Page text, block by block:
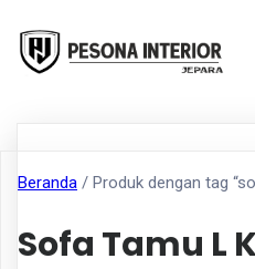
Beranda / Produk dengan tag
Sofa Tamu L